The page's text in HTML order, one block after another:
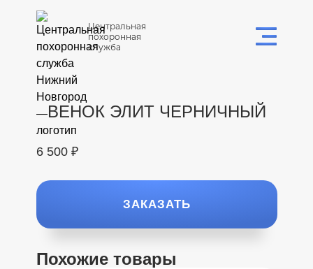
Центральная
похоронная
служба
ВЕНОК ЭЛИТ ЧЕРНИЧНЫЙ
6 500 ₽
ЗАКАЗАТЬ
Похожие товары